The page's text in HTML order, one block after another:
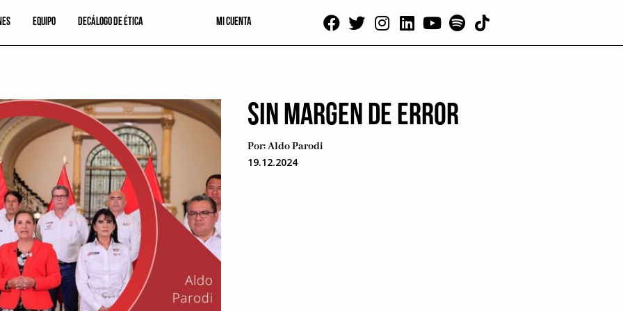
EQUIPO DECÁLOGO DE ÉTICA MI CUENTA
SIN MARGEN DE ERROR
Por:Aldo Parodi
19.12.2024